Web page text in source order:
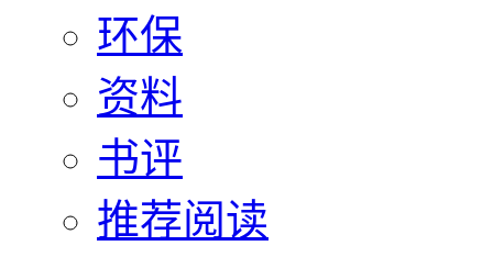
环保
资料
书评
推荐阅读